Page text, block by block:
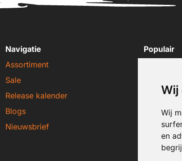
Wij
Wij
en
Navigatie
Assortiment
Sale
Release kalender
Blogs
Nieuwsbrief
Populair
New
Puma